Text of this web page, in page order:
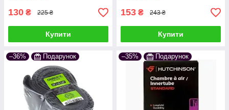
130 ₴ 225 ₴
Купити
153 ₴ 243 ₴
Купити
–36% Подарунок –35% Подарунок